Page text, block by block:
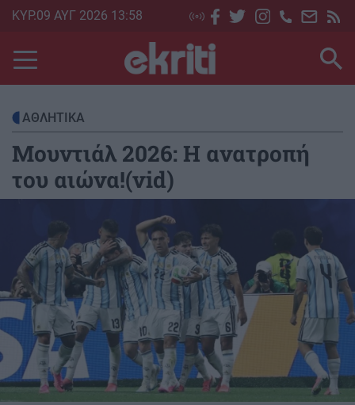
Skip
main
content
ΚΥΡ.09 ΑΥΓ 2026 13:58
ΑΘΛΗΤΙΚΑ
Μουντιάλ 2026: Η ανατροπή
του αιώνα!(vid)